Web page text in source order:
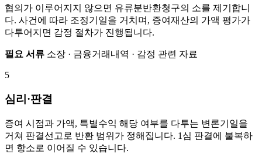
협의가 이루어지지 않으면 유류분반환청구의 소를 제기합니
다. 사건에 따라 조정기일을 거치며, 증여재산의 가액 평가가
다투어지면 감정 절차가 진행됩니다.
필요 서류 소장 · 금융거래내역 · 감정 관련 자료
5
심리·판결
증여 시점과 가액, 특별수익 해당 여부를 다투는 변론기일을
거쳐 판결선고로 반환 범위가 정해집니다. 1심 판결에 불복하
면 항소로 이어질 수 있습니다.